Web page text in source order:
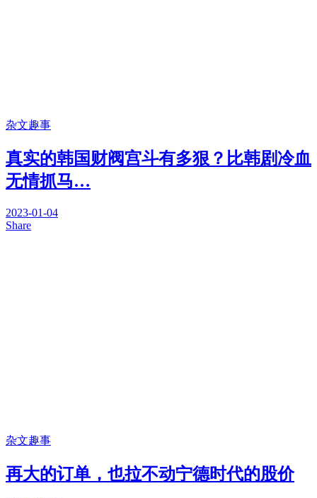
杂文趣事
真实的韩国财阀宫斗有多狠？比韩剧冷血
无情抓马…
2023-01-04
Share
杂文趣事
再大的订单，也拉不动宁德时代的股价